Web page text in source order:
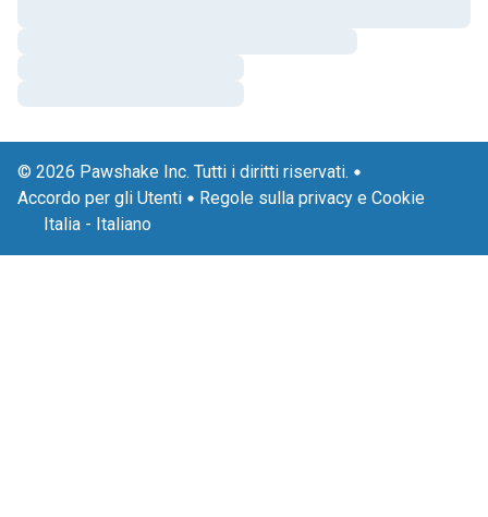
© 2026 Pawshake Inc. Tutti i diritti riservati.
Accordo per gli Utenti
Regole sulla privacy e Cookie
Italia - Italiano